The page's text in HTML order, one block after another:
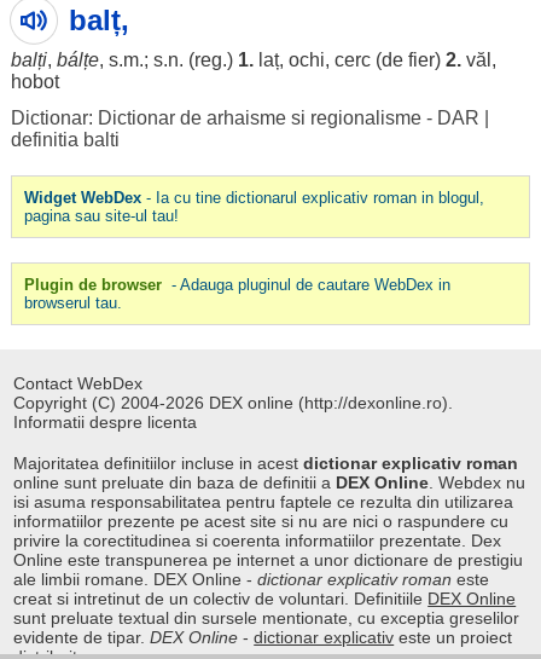
balț,
balți, bálțe, s.m.; s.n. (reg.) 1.laț, ochi, cerc (de fier) 2.văl,
hobot
Dictionar: Dictionar de arhaisme si regionalisme - DAR
definitia balti
Widget WebDex- Ia cu tine dictionarul explicativ roman in blogul,
pagina sau site-ul tau!
Plugin de browser - Adauga pluginul de cautare WebDex in
browserul tau.
Contact WebDex
Copyright (C) 2004-2026 DEX online (http://dexonline.ro).
Informatii despre licenta
Majoritatea definitiilor incluse in acestdictionar explicativ roman
online sunt preluate din baza de definitii a DEX Online . Webdex nu
isi asuma responsabilitatea pentru faptele ce rezulta din utilizarea
informatiilor prezente pe acest site si nu are nici o raspundere cu
privire la corectitudinea si coerenta informatiilor prezentate. Dex
Online este transpunerea pe internet a unor dictionare de prestigiu
ale limbii romane. DEX Online -dictionar explicativ roman este
creat si intretinut de un colectiv de voluntari. Definitiile DEX Online
sunt preluate textual din sursele mentionate, cu exceptia greselilor
evidente de tipar.DEX Online -dictionar explicativ este un proiect